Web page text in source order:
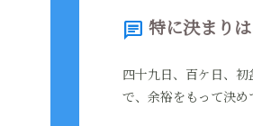
chat 特に決まり
四十九日、百ケ日、
で、余裕をもって決め